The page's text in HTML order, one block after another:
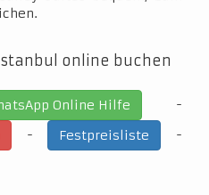
Online Hilfe
-
- Festpreisliste
-